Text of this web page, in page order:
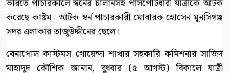
ভারতে পাচারকালে স্বর্নের চালানসহ পাসপোর্টধারী যাত্রীকে আটক
করেছে কাষ্টম। আটক স্বর্ন পাচারকারী মোবারক হোসেন মুনসিগঞ্জ
সদর এলাকার তাজুউদ্দীনের ছেলে।
বেনাপোল কাস্টমস গোয়েন্দা শাখার সহকারি কমিশনার সাজিদ
মাহাদুদ কৌশিক জানান, বুধবার (৫ আগস্ট) বিকালে যাত্রী